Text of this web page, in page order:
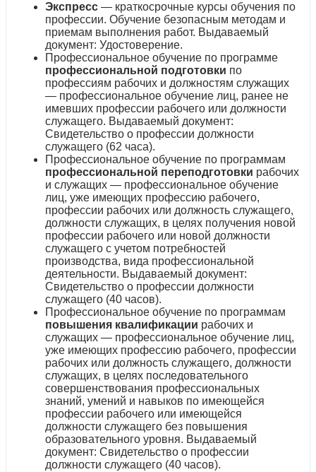
Экспресс — краткосрочные курсы обучения по
профессии. Обучение безопасным методам и
приемам выполнения работ. Выдаваемый
документ: Удостоверение.
Профессиональное обучение по программе
профессиональной подготовки по
профессиям рабочих и должностям служащих
— профессиональное обучение лиц, ранее не
имевших профессии рабочего или должности
служащего. Выдаваемый документ:
Свидетельство о профессии должности
служащего (62 часа).
Профессиональное обучение по программам
профессиональной переподготовки рабочих
и служащих — профессиональное обучение
лиц, уже имеющих профессию рабочего,
профессии рабочих или должность служащего,
должности служащих, в целях получения новой
профессии рабочего или новой должности
служащего с учетом потребностей
производства, вида профессиональной
деятельности. Выдаваемый документ:
Свидетельство о профессии должности
служащего (40 часов).
Профессиональное обучение по программам
повышения квалификации рабочих и
служащих — профессиональное обучение лиц,
уже имеющих профессию рабочего, профессии
рабочих или должность служащего, должности
служащих, в целях последовательного
совершенствования профессиональных
знаний, умений и навыков по имеющейся
профессии рабочего или имеющейся
должности служащего без повышения
образовательного уровня. Выдаваемый
документ: Свидетельство о профессии
должности служащего (40 часов).